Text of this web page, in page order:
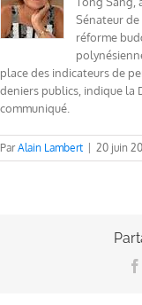
Sénateur
réforme
place des indicateurs de
deniers publics, indique la
communiqué.
ParAlain Lambert 20 juin